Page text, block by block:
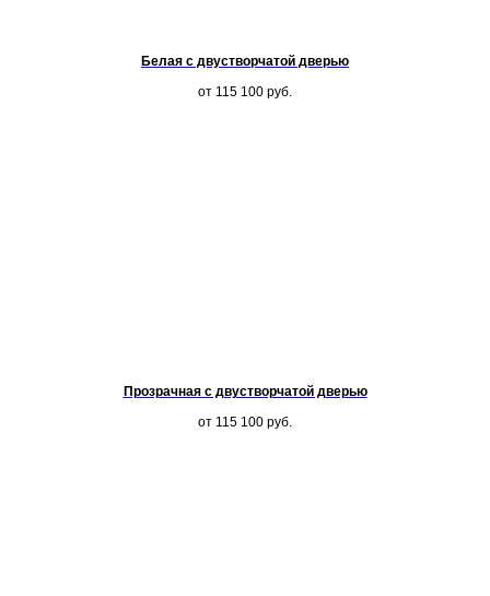
Белая с двустворчатой дверью
от 115 100 руб.
Прозрачная с двустворчатой дверью
от 115 100 руб.